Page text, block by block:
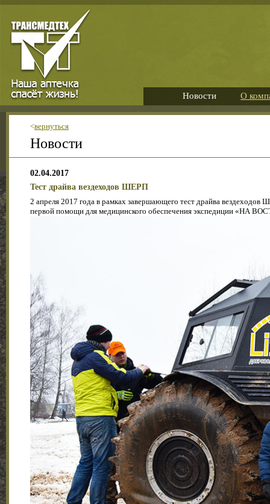
Новости О
Новости
<вернуться
02.04.2017
Тест драйва вездеходов ШЕРП
2 апреля 2017 года в рамках завершающего тест драйва
первой помощи для медицинского обеспечения экспедиции «НА